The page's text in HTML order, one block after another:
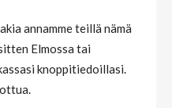
annamme teillä nämä
Elmossa tai
knoppitiedoillasi.